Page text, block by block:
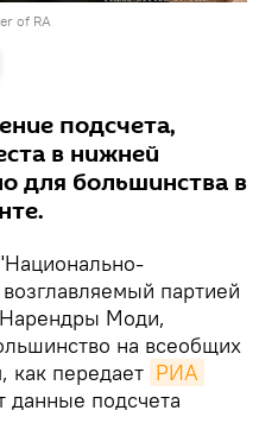
of RA
подсчета,
в нижней
для большинства в
партией
Моди,
на всеобщих
как передает РИА
данные подсчета